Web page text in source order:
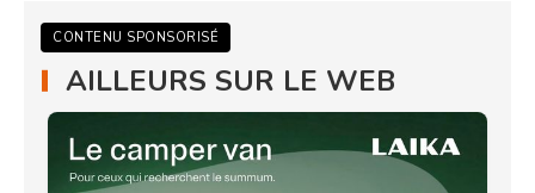
CONTENU SPONSORISÉ
AILLEURS SUR LE WEB